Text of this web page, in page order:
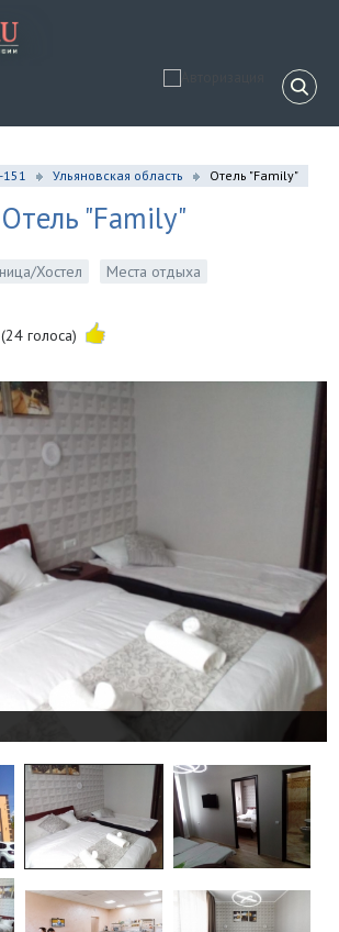
151 Ульяновская область Отель "Family"
Отель "Family"
Хостел
Места отдыха
(24 голоса)